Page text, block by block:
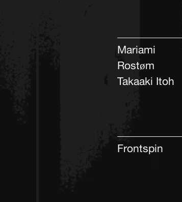
Mariami
Rostøm
Takaaki Itoh
Frontspin